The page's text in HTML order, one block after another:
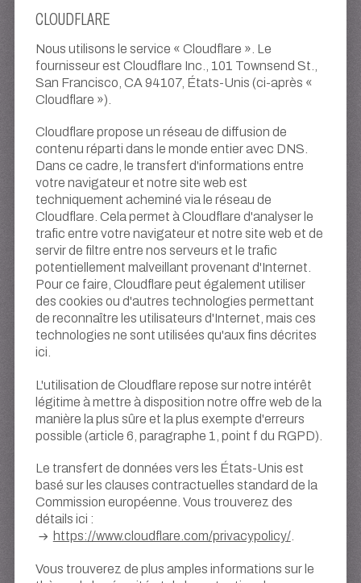
CLOUDFLARE
Nous utilisons le service « Cloudflare ». Le
fournisseur est Cloudflare Inc., 101 Townsend St.,
San Francisco, CA 94107, États-Unis (ci-après «
Cloudflare »).
Cloudflare propose un réseau de diffusion de
contenu réparti dans le monde entier avec DNS.
Dans ce cadre, le transfert d'informations entre
votre navigateur et notre site web est
techniquement acheminé via le réseau de
Cloudflare. Cela permet à Cloudflare d'analyser le
trafic entre votre navigateur et notre site web et de
servir de filtre entre nos serveurs et le trafic
potentiellement malveillant provenant d'Internet.
Pour ce faire, Cloudflare peut également utiliser
des cookies ou d'autres technologies permettant
de reconnaître les utilisateurs d'Internet, mais ces
technologies ne sont utilisées qu'aux fins décrites
ici.
L'utilisation de Cloudflare repose sur notre intérêt
légitime à mettre à disposition notre offre web de la
manière la plus sûre et la plus exempte d'erreurs
possible (article 6, paragraphe 1, point f du RGPD).
Le transfert de données vers les États-Unis est
basé sur les clauses contractuelles standard de la
Commission européenne. Vous trouverez des
détails ici :
https://www.cloudflare.com/privacypolicy/.
Vous trouverez de plus amples informations sur le